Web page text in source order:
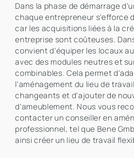
Dans la phase de démarrage
chaque entrepreneur s'efforce
car les acquisitions liées à la
entreprise sont coûteuses.
convient d'équiper les locaux
avec des modules neutres et
combinables. Cela permet
l'aménagement du lieu de
changeants et d'ajouter de
d'ameublement. Nous vous
contacter un conseiller en
professionnel, tel que Bene
ainsi créer un lieu de travail